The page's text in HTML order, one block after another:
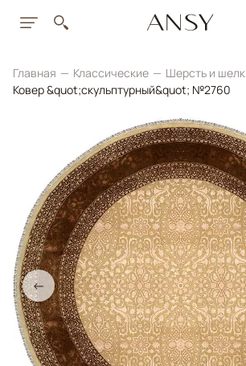
Главная Классические Шерсть и шелк
Ковер &quot;скульптурный&quot; №2760
←